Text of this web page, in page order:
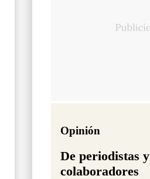
Opinión
De periodistas y
colaboradores